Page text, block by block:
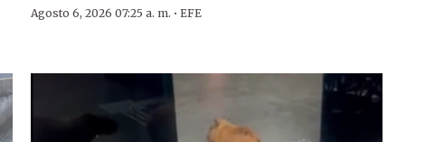
Agosto 6, 2026 07:25 a. m. · EFE